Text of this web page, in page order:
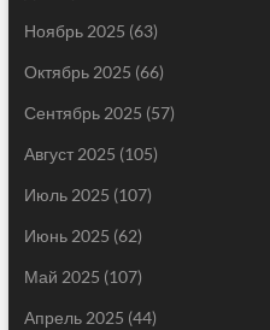
Ноябрь 2025 (63)
Октябрь 2025 (66)
Сентябрь 2025 (57)
Август 2025 (105)
Июль 2025 (107)
Июнь 2025 (62)
Май 2025 (107)
Апрель 2025 (44)